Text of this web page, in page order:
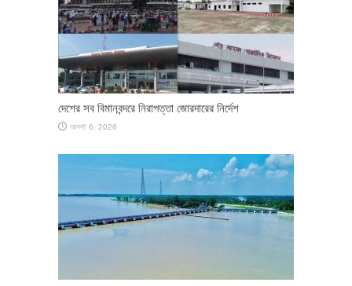
দেশের সব বিমানবন্দরে নিরাপত্তা জোরদারের নির্দেশ
আগস্ট 6, 2026